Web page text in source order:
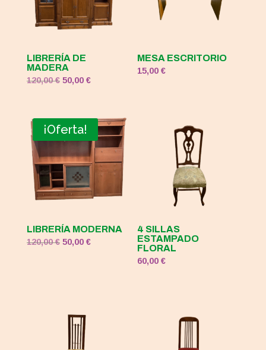
LIBRERÍA DE
MADERA
120,00€ El
era:
120,00 €.
50,00 €El
es:
50,00 €.
MESA ESCRITORIO
15,00€
¡Oferta!
LIBRERÍA MODERNA
120,00€ El
50,00 €El
4 SILLAS
ESTAMPADO
FLORAL
60,00€